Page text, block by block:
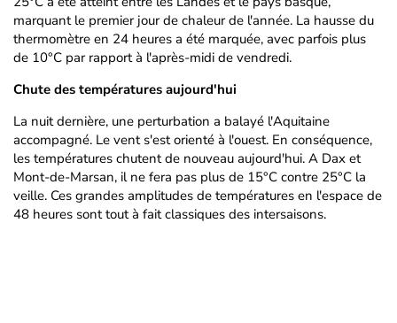
marquant le premier jour de chaleur de l'année. La hausse du
thermomètre en 24 heures a été marquée, avec parfois plus
de 10°C par rapport à l'après-midi de vendredi.
Chute des températures aujourd'hui
La nuit dernière, une perturbation a balayé l'Aquitaine
accompagné. Le vent s'est orienté à l'ouest. En conséquence,
les températures chutent de nouveau aujourd'hui. A Dax et
Mont-de-Marsan, il ne fera pas plus de 15°C contre 25°C la
veille. Ces grandes amplitudes de températures en l'espace de
48 heures sont tout à fait classiques des intersaisons.